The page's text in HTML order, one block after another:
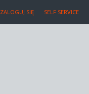
ZALOGUJ SIĘ SELF SERVICE